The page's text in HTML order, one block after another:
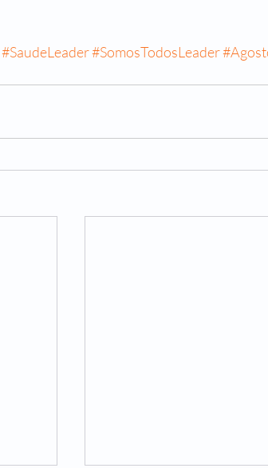
#SaudeLeader#SomosTodosLeader